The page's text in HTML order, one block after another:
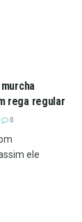
rega regular
0
ele